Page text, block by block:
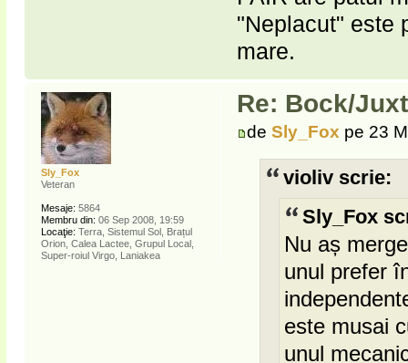
"Neplacut" este
mare.
Re: Bock/
deSly_Fox pe 23
violiv scrie:
Sly_Fox
Nu aș
unul prefer
este musai
unul
Sly_Fox
Veteran
Mesaje: 5864
Membru din: 06 Sep 2008, 19:59
Locaţie: Terra, Sistemul Sol, Brațul
Orion, Calea Lactee, Grupul Local,
Super-roiul Virgo, Laniakea